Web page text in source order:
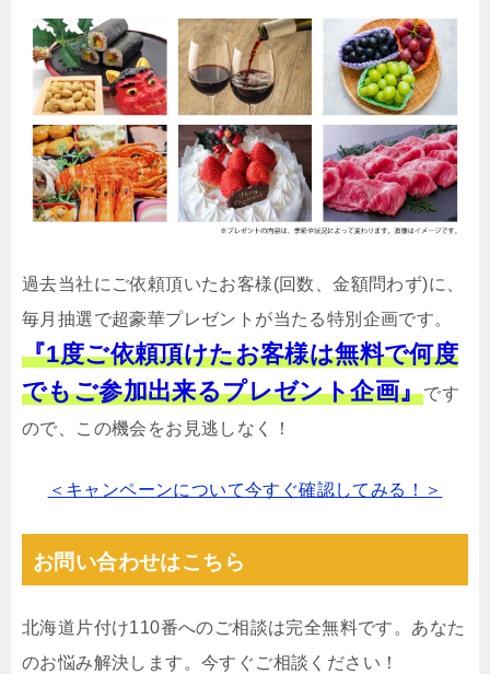
過去当社にご依頼頂いたお客様(回数、金額問わず)に、
毎月抽選で超豪華プレゼントが当たる特別企画です。
『1度ご依頼頂けたお客様は無料で何度
でもご参加出来るプレゼント企画』です
ので、この機会をお見逃しなく！
＜キャンペーンについて今すぐ確認してみる！＞
お問い合わせはこちら
北海道片付け110番へのご相談は完全無料です。あなた
のお悩み解決します。今すぐご相談ください！